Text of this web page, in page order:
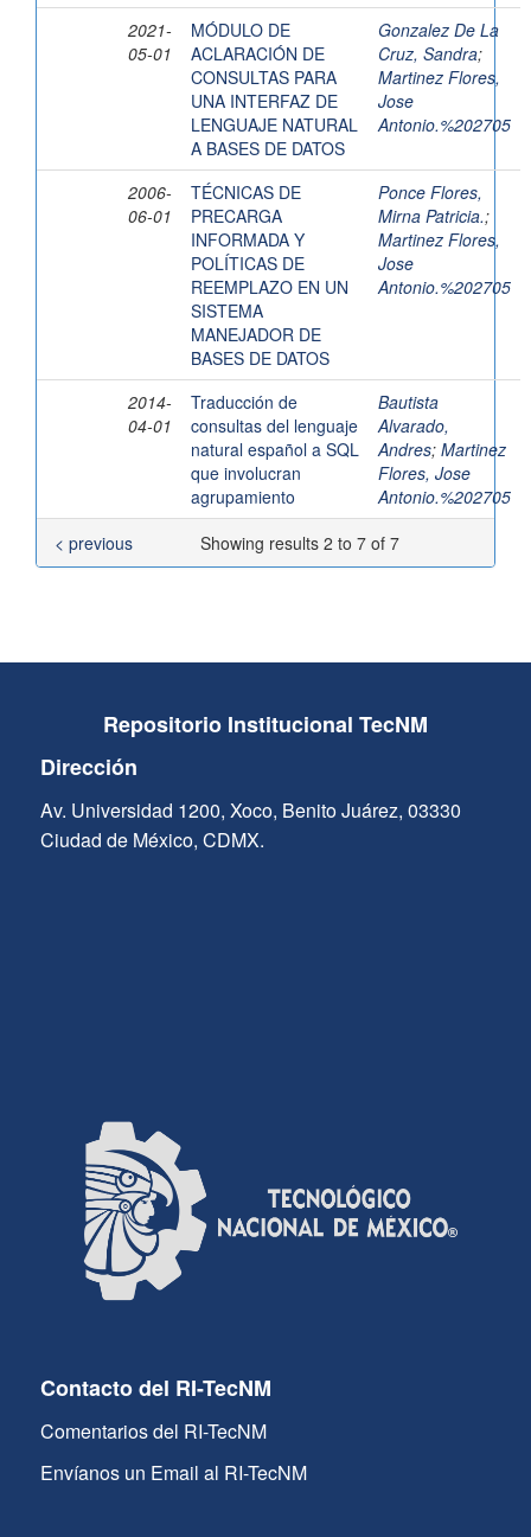
2021-
05-01
MÓDULO DE
ACLARACIÓN DE
CONSULTAS PARA
UNA INTERFAZ DE
LENGUAJE NATURAL
A BASES DE DATOS
Gonzalez De La
Cruz, Sandra;
Martinez Flores,
Jose
Antonio.%202705
2006-
06-01
TÉCNICAS DE
PRECARGA
INFORMADA Y
POLÍTICAS DE
REEMPLAZO EN UN
SISTEMA
MANEJADOR DE
BASES DE DATOS
Ponce Flores,
Mirna Patricia.;
Martinez Flores,
Jose
Antonio.%202705
2014-
04-01
Traducción de
consultas del lenguaje
natural español a SQL
que involucran
agrupamiento
Bautista
Alvarado,
Andres; Martinez
Flores, Jose
Antonio.%202705
Showing results 2 to 7 of 7
< previous
Repositorio Institucional TecNM
Dirección
Av. Universidad 1200, Xoco, Benito Juárez, 03330
Ciudad de México, CDMX.
Contacto del RI-TecNM
Comentarios del RI-TecNM
Envíanos un Email al RI-TecNM